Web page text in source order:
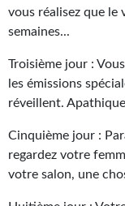
En numérique
Les critiques
Le blog
Le prix des lecteurs
GOODIES
vous réalisez que le
semaines...
Troisième jour :
les émissions
réveillent.
Cinquième jour :
regardez votre
votre salon, une